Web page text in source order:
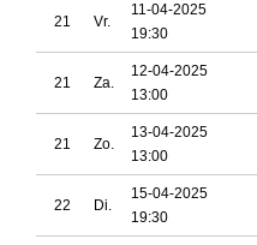
21 Vr.
11-04-2025
19:30
21 Za.
12-04-2025
13:00
21 Zo.
13-04-2025
13:00
22 Di.
15-04-2025
19:30